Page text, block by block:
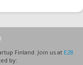
Finland. Join us at E28
by: